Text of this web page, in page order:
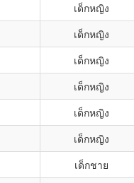
เด็กหญิง
เด็กหญิง
เด็กหญิง
เด็กหญิง
เด็กหญิง
เด็กหญิง
เด็กชาย